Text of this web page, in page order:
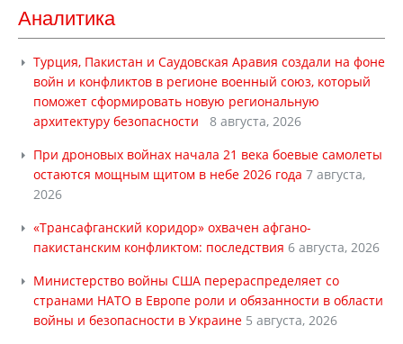
Аналитика
Турция, Пакистан и Саудовская Аравия создали на фоне
войн и конфликтов в регионе военный союз, который
поможет сформировать новую региональную
архитектуру безопасности
8 августа, 2026
При дроновых войнах начала 21 века боевые самолеты
остаются мощным щитом в небе 2026 года 7 августа,
2026
«Трансафганский коридор» охвачен афгано-
пакистанским конфликтом: последствия 6 августа, 2026
Министерство войны США перераспределяет со
странами НАТО в Европе роли и обязанности в области
войны и безопасности в Украине 5 августа, 2026